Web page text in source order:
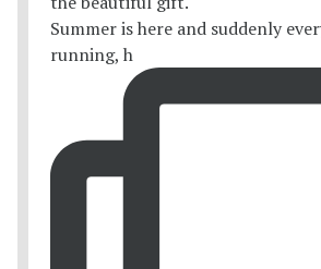
Summer is here and suddenly
running, h